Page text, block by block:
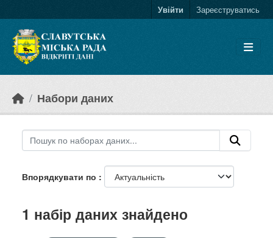
Увійти Зареєструватись
Набори даних
Впорядкувати по
1 набір даних знайдено